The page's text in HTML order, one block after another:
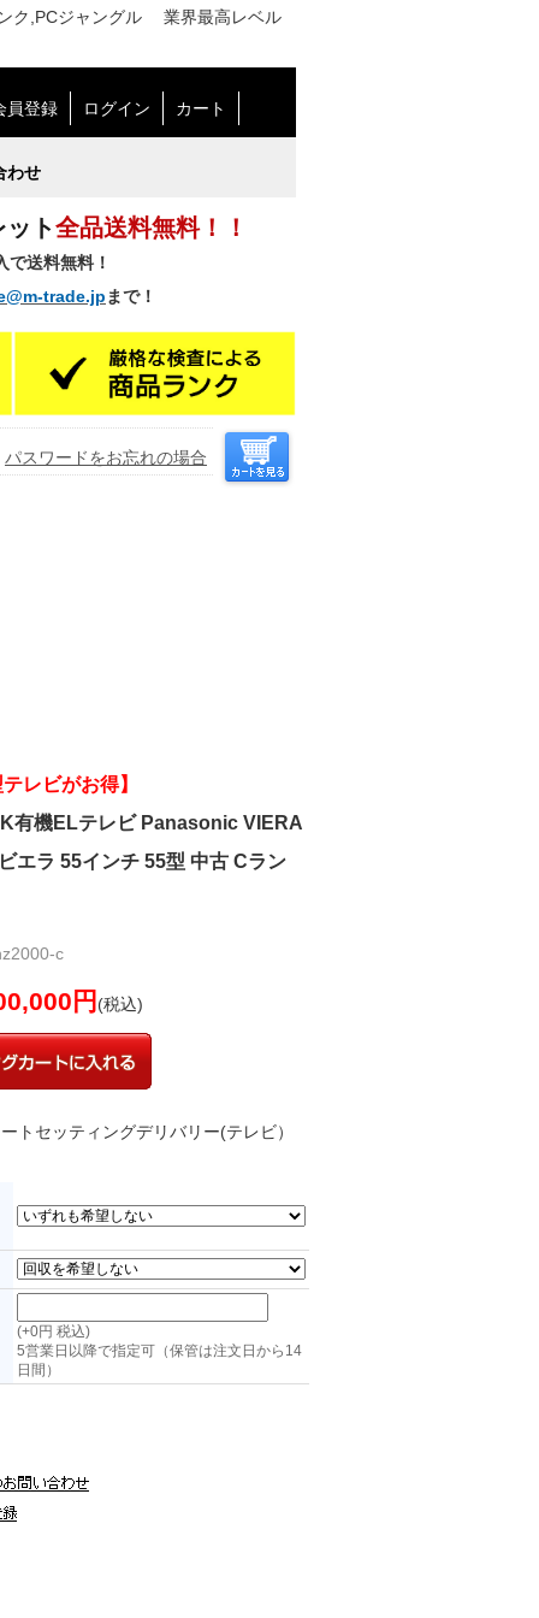
ク,PCジャングル 業界最高レベル
員登録 ログイン カート
わせ
ト全品送料無料！！
送料無料！
trade.jp まで！
パスワードをお忘れの場合
レビがお得】
有機ELテレビ Panasonic VIERA
エラ 55インチ 55型 中古 Cラン
c
円 (税込)
トセッティングデリバリー(テレビ）
(+0円 税込)
5営業日以降で指定可（保管は注文日から14
日間）